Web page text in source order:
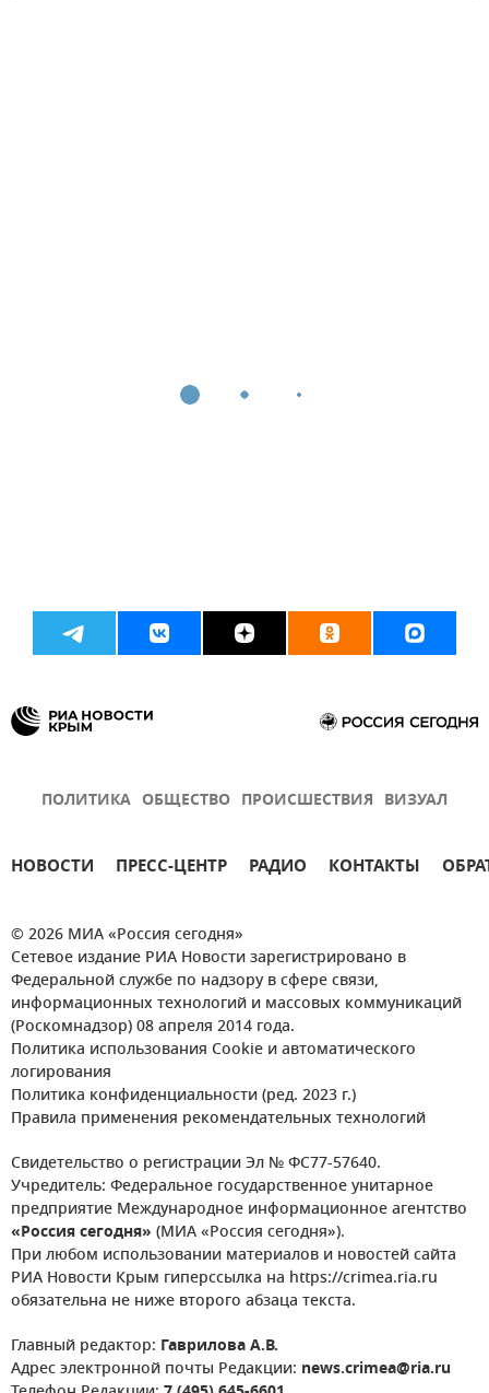
ПОЛИТИКА ОБЩЕСТВО ПРОИСШЕСТВИЯ ВИЗУАЛ
НОВОСТИ ПРЕСС-ЦЕНТР РАДИО КОНТАКТЫ
© 2026 МИА «Россия сегодня»
Сетевое издание РИА Новости зарегистрировано в
Федеральной службе по надзору в сфере связи,
информационных технологий и массовых коммуникаций
(Роскомнадзор) 08 апреля 2014 года.
Политика использования Cookie и автоматического
логирования
Политика конфиденциальности (ред. 2023 г.)
Правила применения рекомендательных технологий
Свидетельство о регистрации Эл № ФС77-57640.
Учредитель: Федеральное государственное унитарное
предприятие Международное информационное агентство
«Россия сегодня» (МИА «Россия сегодня»).
При любом использовании материалов и новостей сайта
РИА Новости Крым гиперссылка на https://crimea.ria.ru
обязательна не ниже второго абзаца текста.
Главный редактор: Гаврилова А.В.
Адрес электронной почты Редакции: news.crimea@ria.ru